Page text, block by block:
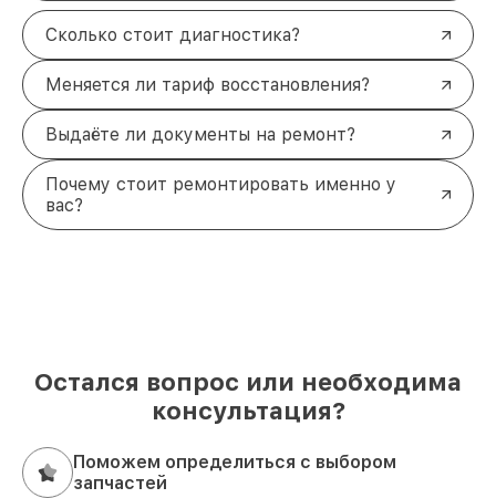
Сколько стоит диагностика?
Меняется ли тариф восстановления?
Выдаёте ли документы на ремонт?
Почему стоит ремонтировать именно у
вас?
Остался вопрос или необходима
консультация?
Поможем определиться с выбором
запчастей